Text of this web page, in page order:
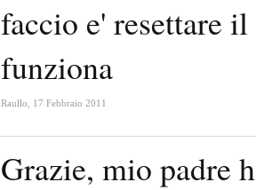
faccio e' resettare
funziona
Raullo 17 Febbraio 2011
Grazie, mio padre